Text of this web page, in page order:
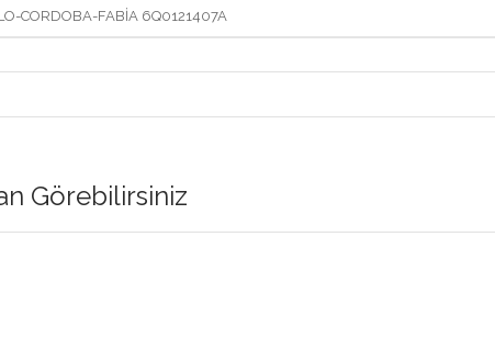
CORDOBA-FABİA 6Q0121407A
Görebilirsiniz